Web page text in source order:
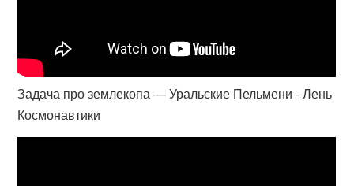
Задача про землекопа — Уральские Пельмени - Лень
Космонавтики